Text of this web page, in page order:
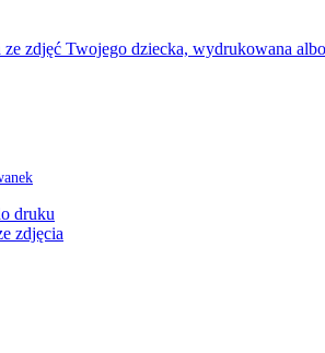
zdjęć Twojego dziecka, wydrukowana
druku
zdjęcia